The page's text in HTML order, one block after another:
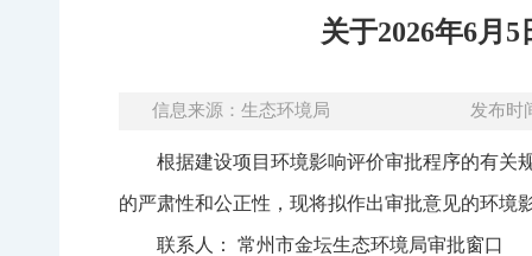
关于2026年6月
信息来源：生态环境局 发布时
根据建设项目环境影响评价审批程序的有关
的严肃性和公正性，现将拟作出审批意见的环境
联系人： 常州市金坛生态环境局审批窗口